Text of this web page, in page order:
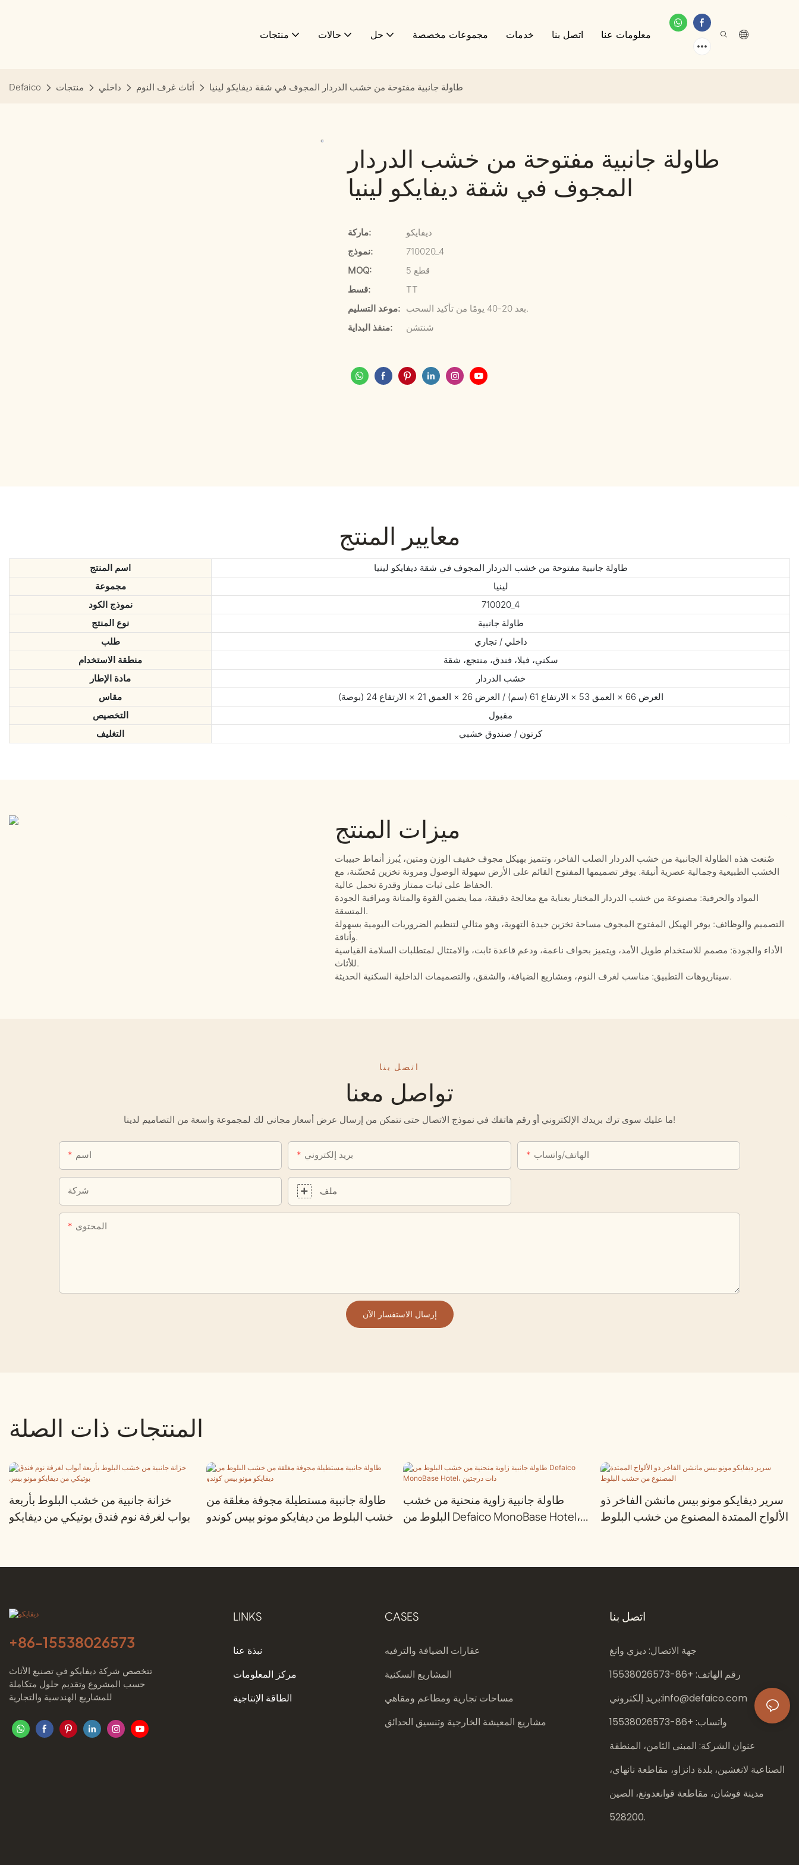
منتجات حالات حل مجموعات مخصصة خدمات اتصل بنا معلومات عنا
Defaico منتجات داخلي أثاث غرف النوم طاولة جانبية مفتوحة من خشب الدردار المجوف في شقة ديفايكو لينيا
طاولة جانبية مفتوحة من خشب الدردار
المجوف في شقة ديفايكو لينيا
ماركة:
ديفايكو
نموذج:
710020_4
MOQ:
5 قطع
قسط:
TT
موعد التسليم:
بعد 20-40 يومًا من تأكيد السحب.
منفذ البداية:
شنتشن
معايير المنتج
اسم المنتج
طاولة جانبية مفتوحة من خشب الدردار المجوف في شقة ديفايكو لينيا
مجموعة
لينيا
نموذج الكود
710020_4
نوع المنتج
طاولة جانبية
طلب
داخلي / تجاري
منطقة الاستخدام
سكني، فيلا، فندق، منتجع، شقة
مادة الإطار
خشب الدردار
مقاس
العرض 66 × العمق 53 × الارتفاع 61 (سم) / العرض 26 × العمق 21 × الارتفاع 24 (بوصة)
التخصيص
مقبول
التغليف
كرتون / صندوق خشبي
ميزات المنتج
صُنعت هذه الطاولة الجانبية من خشب الدردار الصلب الفاخر، وتتميز بهيكل مجوف خفيف الوزن ومتين، يُبرز أنماط حبيبات
الخشب الطبيعية وجمالية عصرية أنيقة. يوفر تصميمها المفتوح القائم على الأرض سهولة الوصول ومرونة تخزين مُحسّنة، مع
الحفاظ على ثبات ممتاز وقدرة تحمل عالية.
المواد والحرفية: مصنوعة من خشب الدردار المختار بعناية مع معالجة دقيقة، مما يضمن القوة والمتانة ومراقبة الجودة
المتسقة.
التصميم والوظائف: يوفر الهيكل المفتوح المجوف مساحة تخزين جيدة التهوية، وهو مثالي لتنظيم الضروريات اليومية بسهولة
وأناقة.
الأداء والجودة: مصمم للاستخدام طويل الأمد، ويتميز بحواف ناعمة، ودعم قاعدة ثابت، والامتثال لمتطلبات السلامة القياسية
للأثاث.
سيناريوهات التطبيق: مناسب لغرف النوم، ومشاريع الضيافة، والشقق، والتصميمات الداخلية السكنية الحديثة.
اتصل بنا
تواصل معنا
ما عليك سوى ترك بريدك الإلكتروني أو رقم هاتفك في نموذج الاتصال حتى نتمكن من إرسال عرض أسعار مجاني لك لمجموعة واسعة من التصاميم لدينا!
اسم بريد إلكتروني الهاتف/واتساب
شركة ملف
المحتوى
إرسال الاستفسار الآن
المنتجات ذات الصلة
خزانة جانبية من خشب البلوط بأربعة
أبواب لغرفة نوم فندق بوتيكي من ديفايكو
طاولة جانبية مستطيلة مجوفة مغلقة من
خشب البلوط من ديفايكو مونو بيس كوندو
طاولة جانبية زاوية منحنية من خشب
البلوط من Defaico MonoBase Hotel،
سرير ديفايكو مونو بيس مانشن الفاخر ذو
الألواح الممتدة المصنوع من خشب البلوط
+86-15538026573
تتخصص شركة ديفايكو في تصنيع الأثاث
حسب المشروع وتقديم حلول متكاملة
للمشاريع الهندسية والتجارية
LINKS
نبذة عنا
مركز المعلومات
الطاقة الإنتاجية
CASES
عقارات الضيافة والترفيه
المشاريع السكنية
مساحات تجارية ومطاعم ومقاهي
مشاريع المعيشة الخارجية وتنسيق الحدائق
اتصل بنا
جهة الاتصال: ديزي وانغ
رقم الهاتف: +86-
15538026573
بريد إلكتروني:info@defaico.com
واتساب: +86-
15538026573
عنوان الشركة: المبنى الثامن، المنطقة
الصناعية لانغشين، بلدة دانزاو، مقاطعة نانهاي،
مدينة فوشان، مقاطعة قوانغدونغ، الصين
528200.